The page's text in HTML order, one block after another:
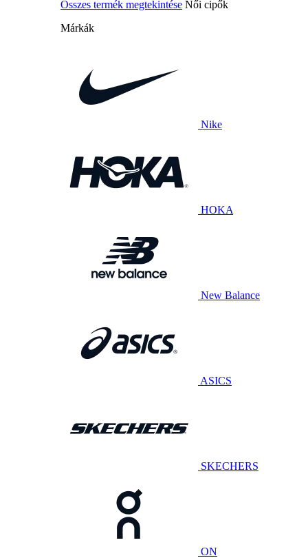
Összes termék megtekintése Női cipők
Márkák
Nike
HOKA
New Balance
ASICS
SKECHERS
ON